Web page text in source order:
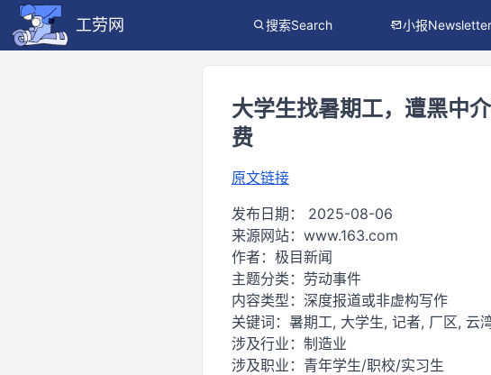
工劳网 搜索Search 小报Newsletter
大学生找暑期工，遭黑中
费
原文链接
发布日期： 2025-08-06
来源网站： www.163.com
作者： 极目新闻
主题分类： 劳动事件
内容类型： 深度报道或非虚构写作
关键词： 暑期工, 大学生, 记者, 厂区, 云
涉及行业： 制造业
涉及职业： 青年学生/职校/实习生